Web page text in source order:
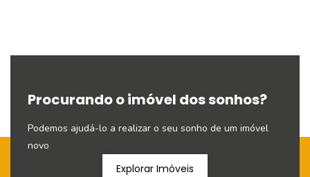
Procurando o imóvel dos sonhos?
Podemos ajudá-lo a realizar o seu sonho de um imóvel
novo
Explorar Imóveis